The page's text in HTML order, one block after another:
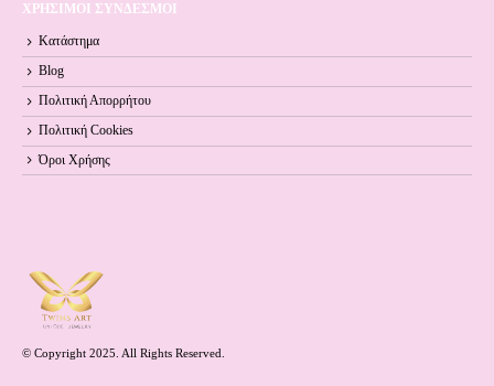
ΧΡΗΣΙΜΟΙ ΣΥΝΔΕΣΜΟΙ
Κατάστημα
Blog
Πολιτική Απορρήτου
Πολιτική Cookies
Όροι Xρήσης
© Copyright 2025. All Rights Reserved.